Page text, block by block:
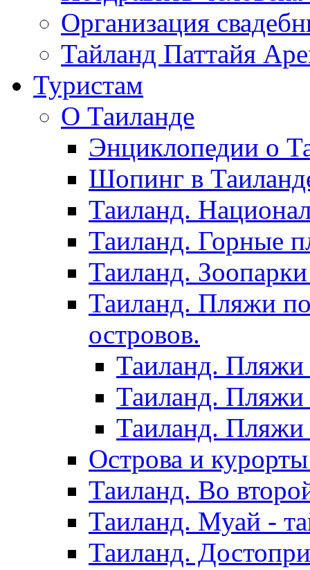
Организация
Тайланд Паттайя
Туристам
О Таиланде
Энциклопедии о
Шопинг в
Таиланд.
Таиланд. Горные
Таиланд.
Таиланд. Пляжи
островов.
Таиланд. Пляжи
Таиланд.
Таиланд. Пляжи
Острова и
Таиланд. Во
Таиланд. Муай -
Таиланд.